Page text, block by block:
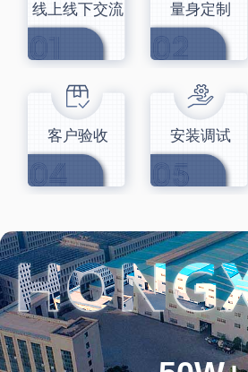
线上线下交流 量身定制
客户验收 安装调试